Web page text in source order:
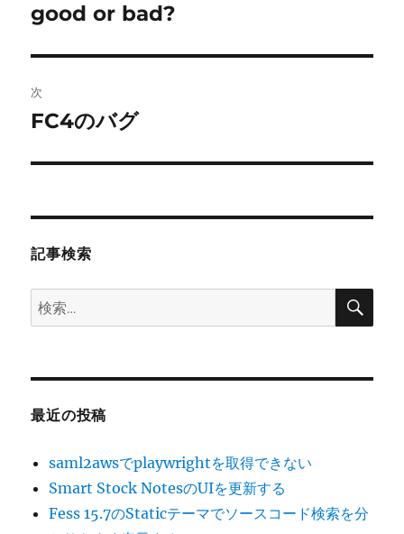
ナ
ビ
ゲ
ー
シ
ン
の
稿:
good or bad?
次
次
投
FC4のバグ
記事検索
検
索:
検
最近の投稿
saml2awsでplaywrightを取得できない
Smart Stock NotesのUIを更新する
Fess 15.7のStaticテーマでソースコード検索を分